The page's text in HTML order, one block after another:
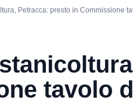
Petracca: presto in Commissione
tavolo